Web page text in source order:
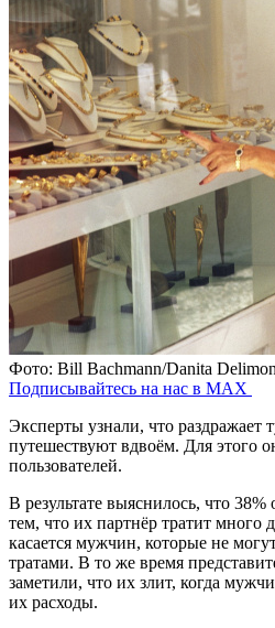
Фото: Bill Bachmann/Danita
Подписывайтесь на нас в MAX
Эксперты узнали, что раздражает
путешествуют вдвоём. Для этого
пользователей.
В результате выяснилось, что
тем, что их партнёр тратит много
касается мужчин, которые не
тратами. В то же время
заметили, что их злит, когда
их расходы.